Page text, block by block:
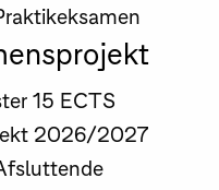
15 ECTS
2026/2027